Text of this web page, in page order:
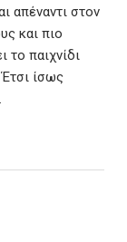
απέναντι στον
και πιο
το παιχνίδι
ίσως